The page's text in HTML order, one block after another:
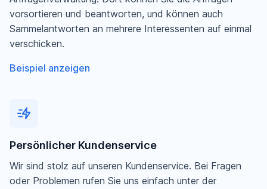
vorsortieren und beantworten, und können auch
Sammelantworten an mehrere Interessenten auf einmal
verschicken.
Beispiel anzeigen
Persönlicher Kundenservice
Wir sind stolz auf unseren Kundenservice. Bei Fragen
oder Problemen rufen Sie uns einfach unter der